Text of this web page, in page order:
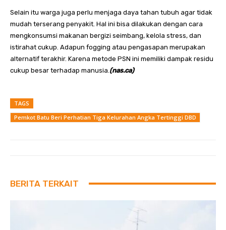
Selain itu warga juga perlu menjaga daya tahan tubuh agar tidak
mudah terserang penyakit. Hal ini bisa dilakukan dengan cara
mengkonsumsi makanan bergizi seimbang, kelola stress, dan
istirahat cukup. Adapun fogging atau pengasapan merupakan
alternatif terakhir. Karena metode PSN ini memiliki dampak residu
cukup besar terhadap manusia. (nas.ca)
TAGS
Pemkot Batu Beri Perhatian Tiga Kelurahan Angka Tertinggi DBD
BERITA TERKAIT